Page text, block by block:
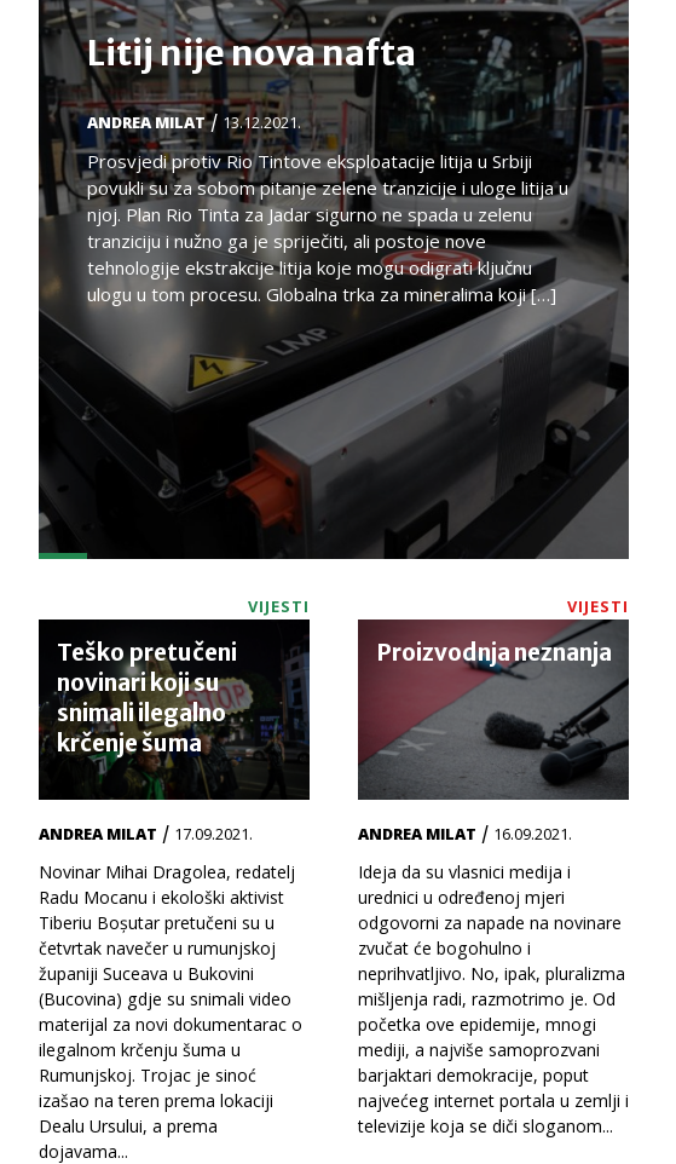
Litij nije nova nafta
ANDREA MILAT/ 13.12.2021.
Prosvjedi protiv Rio Tintove eksploatacije litija u Srbiji
povukli su za sobom pitanje zelene tranzicije i uloge litija u
njoj. Plan Rio Tinta za Jadar sigurno ne spada u zelenu
tranziciju i nužno ga je spriječiti, ali postoje nove
tehnologije ekstrakcije litija koje mogu odigrati ključnu
ulogu u tom procesu. Globalna trka za mineralima koji […]
VIJESTI
Teško pretučeni
novinari koji su
snimali ilegalno
krčenje šuma
ANDREA MILAT / 17.09.2021.
Novinar Mihai Dragolea, redatelj
Radu Mocanu i ekološki aktivist
Tiberiu Boșutar pretučeni su u
četvrtak navečer u rumunjskoj
županiji Suceava u Bukovini
(Bucovina) gdje su snimali video
materijal za novi dokumentarac o
ilegalnom krčenju šuma u
Rumunjskoj. Trojac je sinoć
izašao na teren prema lokaciji
Dealu Ursului, a prema
dojavama...
VIJESTI
Proizvodnja neznanja
ANDREA MILAT / 16.09.2021.
Ideja da su vlasnici medija i
urednici u određenoj mjeri
odgovorni za napade na novinare
zvučat će bogohulno i
neprihvatljivo. No, ipak, pluralizma
mišljenja radi, razmotrimo je. Od
početka ove epidemije, mnogi
mediji, a najviše samoprozvani
barjaktari demokracije, poput
najvećeg internet portala u zemlji i
televizije koja se diči sloganom...